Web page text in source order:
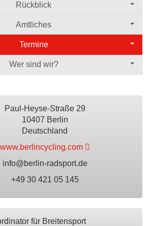
Rückblick
Amtliches
Termine
Wer sind wir?
Paul-Heyse-Straße 29
10407 Berlin
Deutschland
www.berlincycling.com
info@berlin-radsport.de
+49 30 421 05 145
für Breitensport